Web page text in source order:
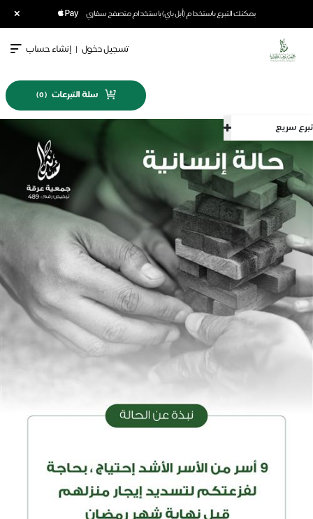
يمكنك التبرع باستخدام (أبل باي) باستخدام متصفح سفاري ×
تبرع سريع
تسجيل دخول | إنشاء حساب
سلة التبرعات (
0
)